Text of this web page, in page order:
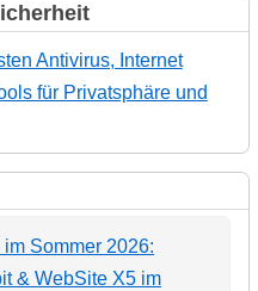
Antivirus, Internet
für Privatsphäre und
Sommer 2026:
& WebSite X5 im